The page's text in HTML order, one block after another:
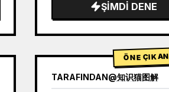
ŞIMDI DENE
ÖNE ÇIKAN
TARAFINDAN@知识猫图解